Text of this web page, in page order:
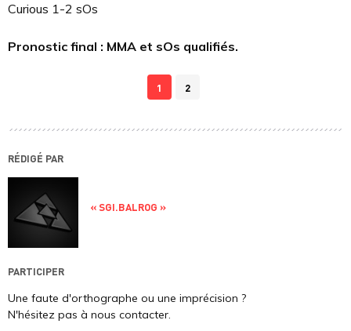
Curious 1-2 sOs
Pronostic final : MMA et sOs qualifiés.
1 2
RÉDIGÉ PAR
« SGI.BALROG »
PARTICIPER
Une faute d'orthographe ou une imprécision ?
N'hésitez pas à nous contacter.